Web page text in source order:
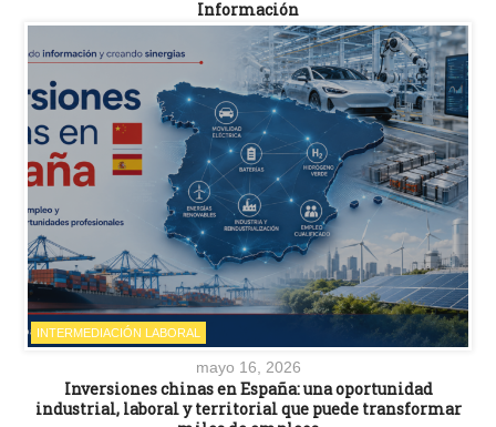
Información
INTERMEDIACIÓN LABORAL
mayo 16, 2026
Inversiones chinas en España: una oportunidad
industrial, laboral y territorial que puede transformar